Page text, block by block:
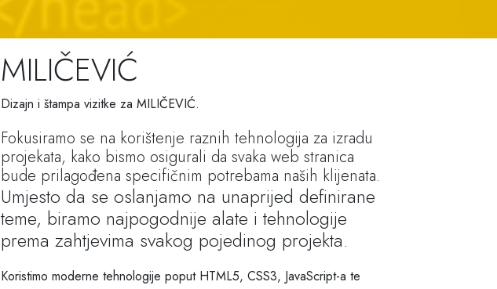
MILIČEVIĆ
Dizajn i štampa vizitke za MILIČEVIĆ.
Fokusiramo se na korištenje raznih tehnologija za izradu
projekata, kako bismo osigurali da svaka web stranica
bude prilagođena specifičnim potrebama naših klijenata.
Umjesto da se oslanjamo na unaprijed definirane
teme, biramo najpogodnije alate i tehnologije
prema zahtjevima svakog pojedinog projekta.
Koristimo moderne tehnologije poput HTML5, CSS3, JavaScript-a te